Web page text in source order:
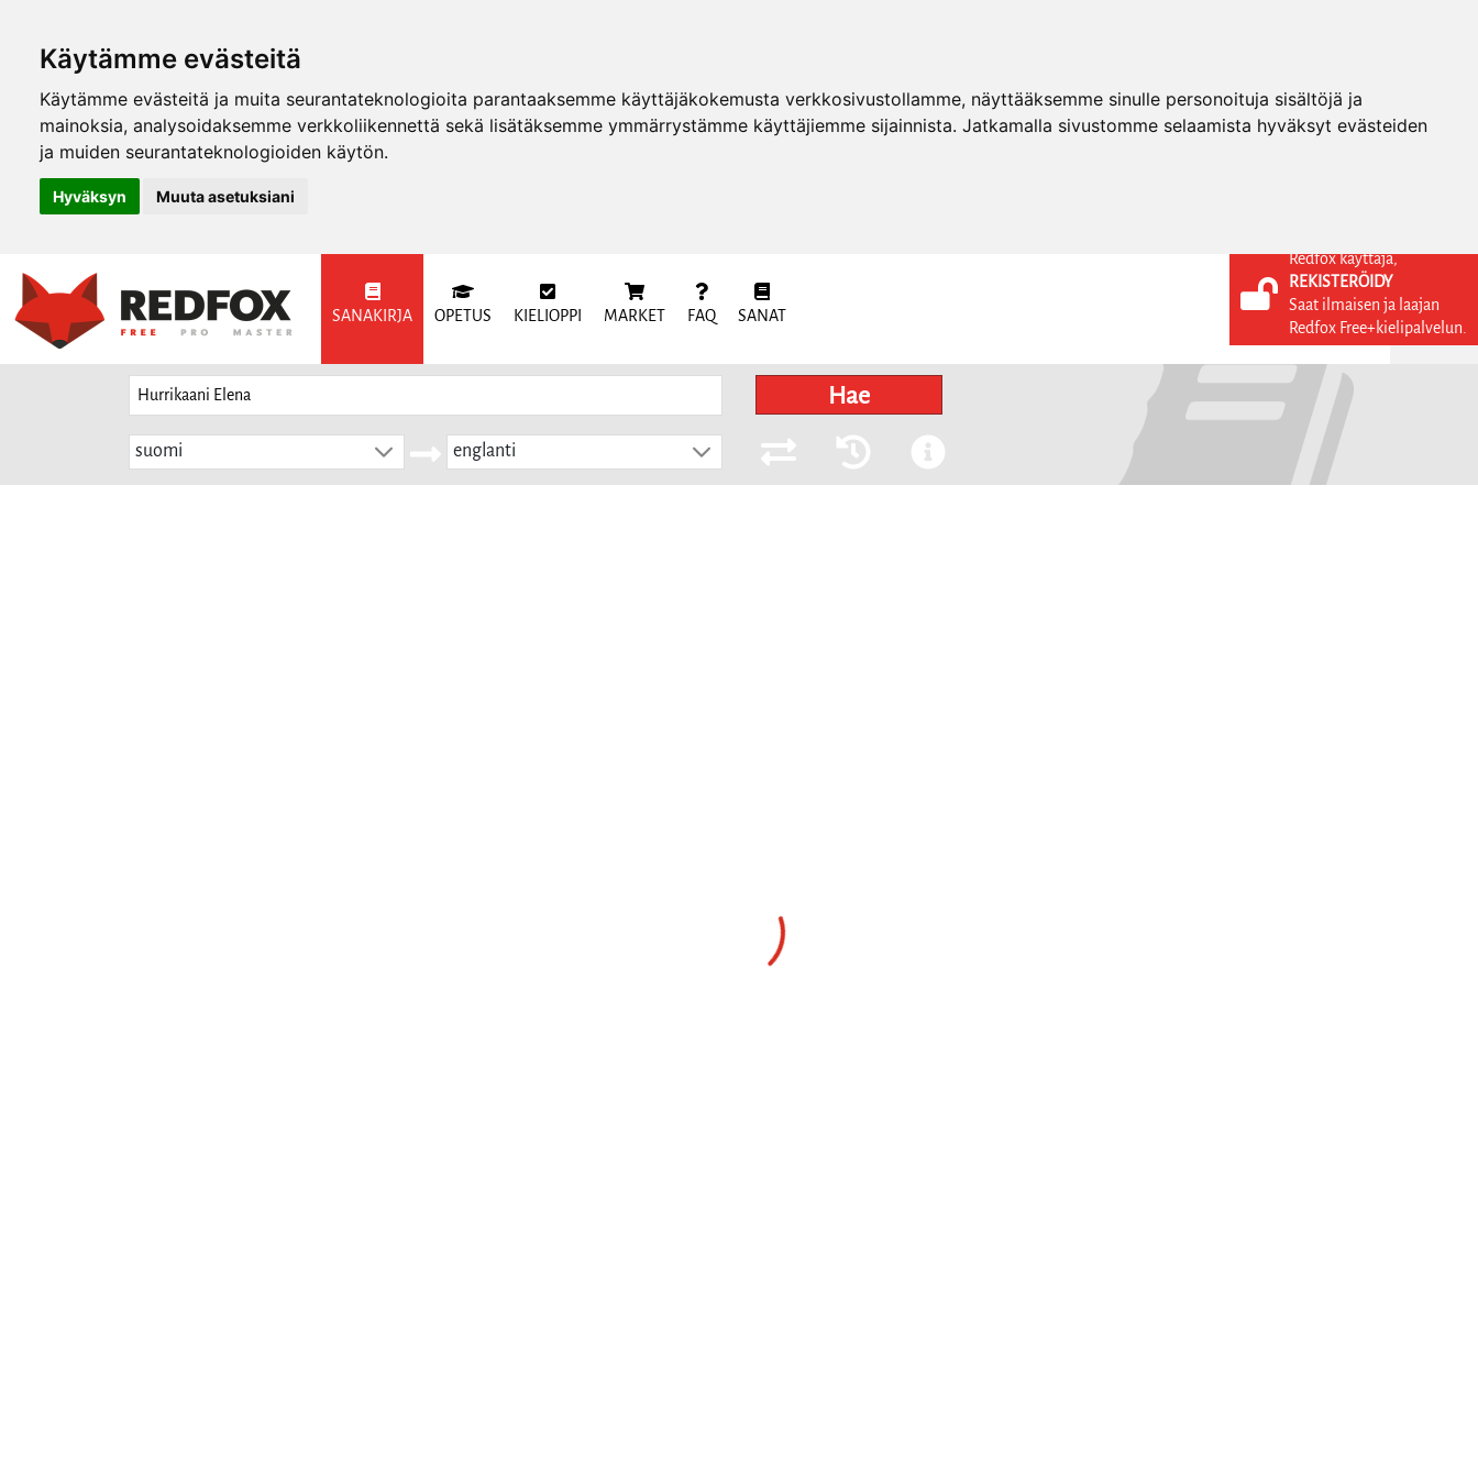
Käytämme evästeitä
Käytämme evästeitä ja muita seurantateknologioita parantaaksemme käyttäjäkokemusta verkkosivustollamme, näyttääksemme sinulle personoituja sisältöjä ja
mainoksia, analysoidaksemme verkkoliikennettä sekä lisätäksemme ymmärrystämme käyttäjiemme sijainnista. Jatkamalla sivustomme selaamista hyväksyt evästeiden
ja muiden seurantateknologioiden käytön.
Hyväksyn Muuta asetuksiani
SANAKIRJA OPETUS KIELIOPPI MARKET FAQ SANAT
KIRJAUDU SISÄÄN
REKISTERÖIDY
Hae
suomi englanti
Redfox käyttäjä,
REKISTERÖIDY
Saat ilmaisen ja laajan
Redfox Free+kielipalvelun.